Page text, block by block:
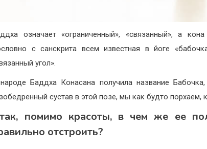
означает «ограниченный», «связанный», а
с санскрита всем известная в йоге
угол».
Баддха Конасана получила название
сустав в этой позе, мы как будто порхаем,
помимо красоты, в чем же ее
отстроить?